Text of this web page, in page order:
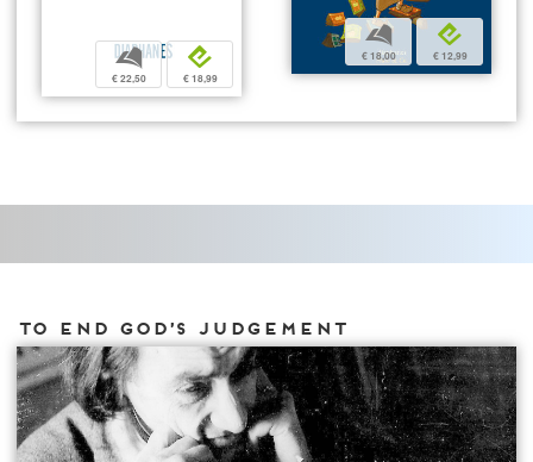
b
€ 22,50
e
€ 18,99
b
€ 18,00
e
€ 12,99
To end GOD’S JUDGEMENT